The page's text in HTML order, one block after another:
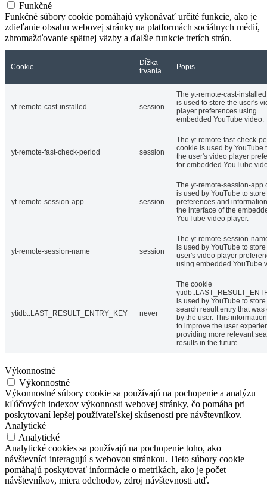
Funkčné
Funkčné súbory cookie pomáhajú vykonávať určité funkcie, ako je
zdieľanie obsahu webovej stránky na platformách sociálnych médií,
zhromažďovanie spätnej väzby a ďalšie funkcie tretích strán.
Cookie
Dĺžka
trvania
Popis
yt-remote-cast-installed session
The yt-remote-cast-
is used to store the user's
player preferences using
embedded YouTube video.
yt-remote-fast-check-period session
The yt-remote-fast-check-
cookie is used by YouTube
the user's video player
for embedded YouTube
yt-remote-session-app session
The yt-remote-session-app
is used by YouTube to
preferences and
the interface of the
YouTube video player.
yt-remote-session-name session
The yt-remote-session-
is used by YouTube to
user's video player
using embedded YouTube
ytidb::LAST_RESULT_ENTRY_KEY never
The cookie
is used by YouTube to
search result entry that was
by the user. This
to improve the user
providing more relevant
results in the future.
Výkonnostné
Výkonnostné
Výkonnostné súbory cookie sa používajú na pochopenie a analýzu
kľúčových indexov výkonnosti webovej stránky, čo pomáha pri
poskytovaní lepšej používateľskej skúsenosti pre návštevníkov.
Analytické
Analytické
Analytické cookies sa používajú na pochopenie toho, ako
návštevníci interagujú s webovou stránkou. Tieto súbory cookie
pomáhajú poskytovať informácie o metrikách, ako je počet
návštevníkov, miera odchodov, zdroj návštevnosti atď.